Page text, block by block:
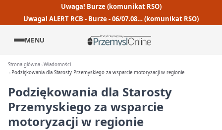
Uwaga! Burze (komunikat RSO)
Uwaga! ALERT RCB - Burze - 06/07.08… (komunikat RSO)
MENU
Strona główna Wiadomości
Podziękowania dla Starosty Przemyskiego za wsparcie motoryzacji w regionie
Podziękowania dla Starosty
Przemyskiego za wsparcie
motoryzacji w regionie